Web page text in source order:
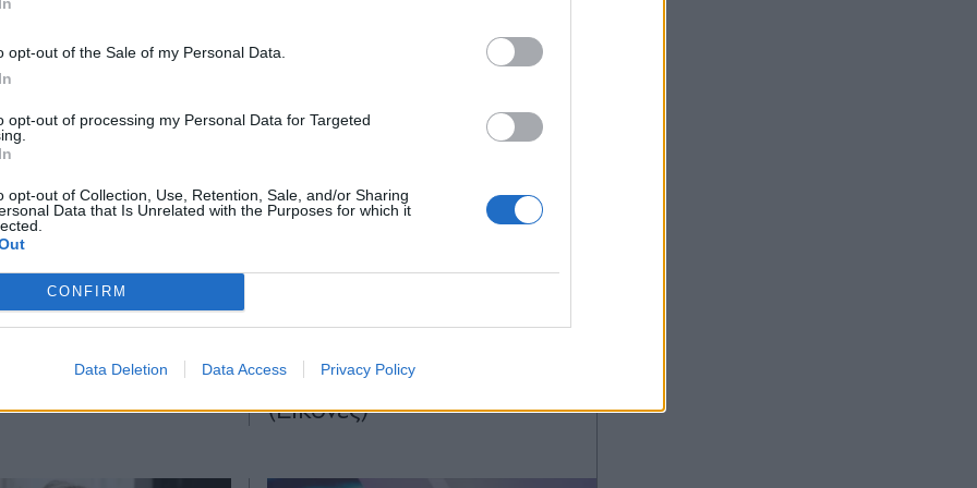
opt-out of the Sale of my Personal Data.
opt-out of processing my Personal Data for Targeted
opt-out of Collection, Use, Retention, Sale, and/or Sharing
Data that Is Unrelated with the Purposes for which it
CONFIRM
Data Deletion Data Access Privacy Policy
Μητσοτάκη: Η
ανάρτηση για τα
σχετικά με την
της κόρης της
Μαρέβα Μητσοτάκη: Στην
Γλύκατζη-Αρβελέρ - Η
επιδέσμους στα χέρια
(Εικόνες)
Αποδέχομαι τουςόρους χρήσης